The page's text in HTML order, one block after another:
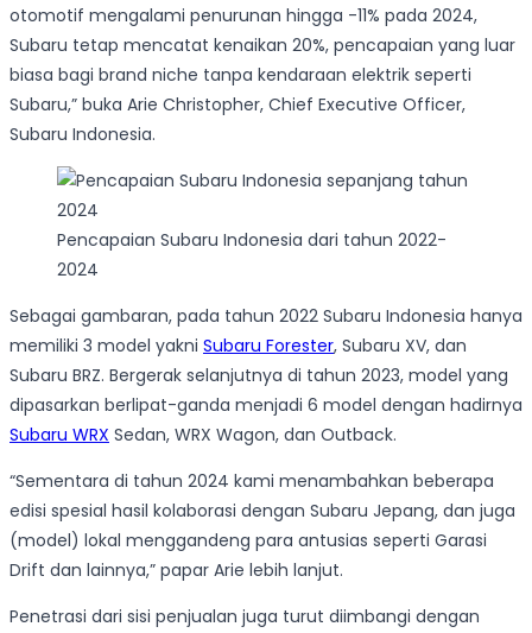
otomotif mengalami penurunan hingga -11% pada 2024,
Subaru tetap mencatat kenaikan 20%, pencapaian yang luar
biasa bagi brand niche tanpa kendaraan elektrik seperti
Subaru,” buka Arie Christopher, Chief Executive Officer,
Subaru Indonesia.
Pencapaian Subaru Indonesia dari tahun 2022-
2024
Sebagai gambaran, pada tahun 2022 Subaru Indonesia hanya
memiliki 3 model yakni Subaru Forester, Subaru XV, dan
Subaru BRZ. Bergerak selanjutnya di tahun 2023, model yang
dipasarkan berlipat-ganda menjadi 6 model dengan hadirnya
Subaru WRX Sedan, WRX Wagon, dan Outback.
“Sementara di tahun 2024 kami menambahkan beberapa
edisi spesial hasil kolaborasi dengan Subaru Jepang, dan juga
(model) lokal menggandeng para antusias seperti Garasi
Drift dan lainnya,” papar Arie lebih lanjut.
Penetrasi dari sisi penjualan juga turut diimbangi dengan